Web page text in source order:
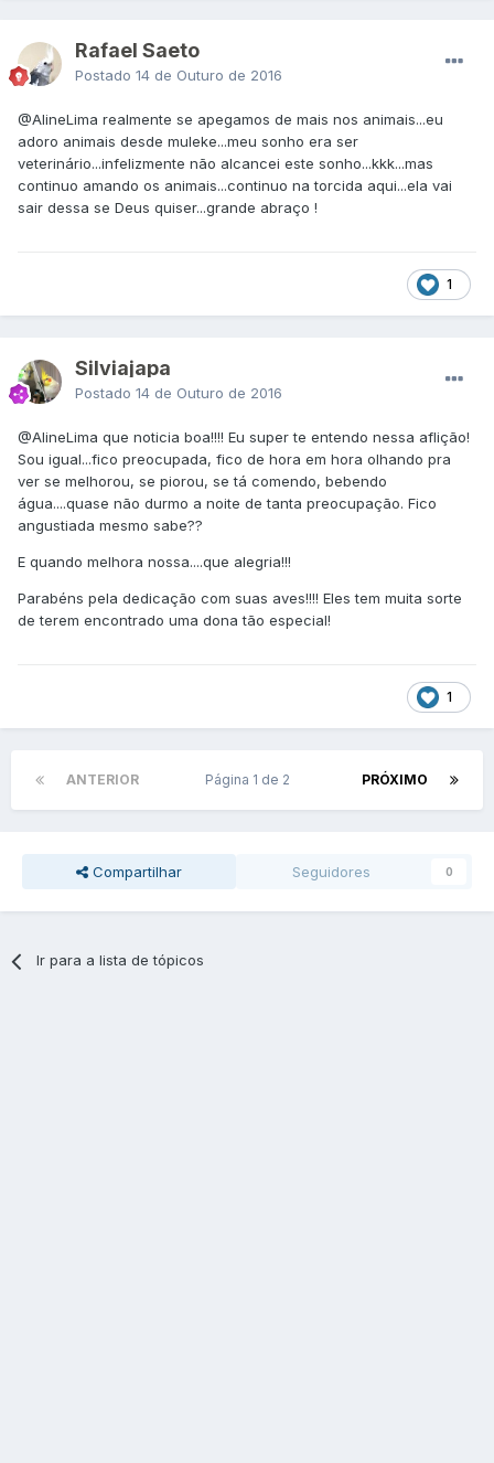
Rafael Saeto
Postado 14 de Outuro de 2016
@AlineLima realmente se apegamos de mais nos animais...eu
adoro animais desde muleke...meu sonho era ser
veterinário...infelizmente não alcancei este sonho...kkk...mas
continuo amando os animais...continuo na torcida aqui...ela vai
sair dessa se Deus quiser...grande abraço !
1
Silviajapa
Postado 14 de Outuro de 2016
@AlineLima que noticia boa!!!! Eu super te entendo nessa aflição!
Sou igual...fico preocupada, fico de hora em hora olhando pra
ver se melhorou, se piorou, se tá comendo, bebendo
água....quase não durmo a noite de tanta preocupação. Fico
angustiada mesmo sabe??
E quando melhora nossa....que alegria!!!
Parabéns pela dedicação com suas aves!!!! Eles tem muita sorte
de terem encontrado uma dona tão especial!
1
ANTERIOR PRÓXIMO
Página 1 de 2
Compartilhar Seguidores 0
Ir para a lista de tópicos